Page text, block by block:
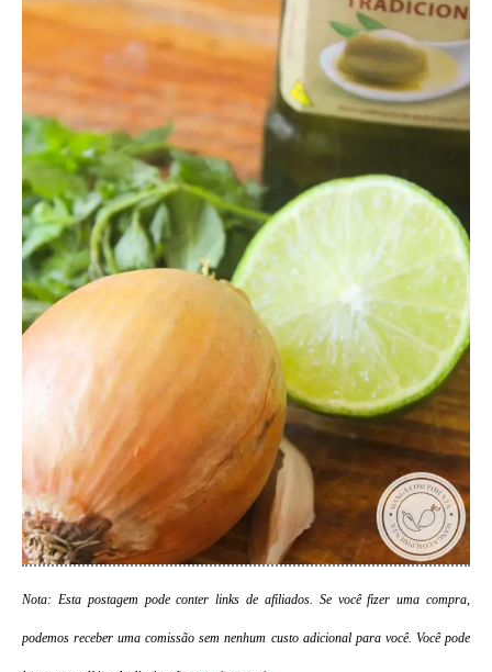
Nota: Esta postagem pode conter links de afiliados. Se você fizer uma compra,
podemos receber uma comissão sem nenhum custo adicional para você. Você pode